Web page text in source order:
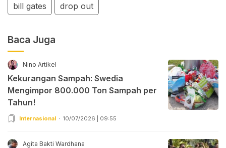
bill gates drop out
Baca Juga
Nino Artikel
Kekurangan Sampah: Swedia
Mengimpor 800.000 Ton Sampah per
Tahun!
Internasional 10/07/2026 | 09:55
Agita Bakti Wardhana